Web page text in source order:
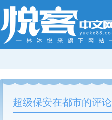
超级保安在都市的评论